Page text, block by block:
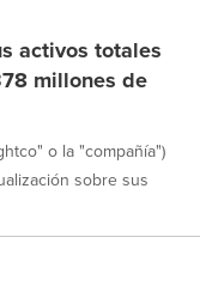
activos totales
millones de
o la "compañía")
sobre sus